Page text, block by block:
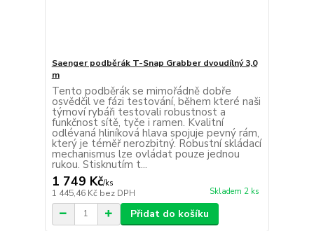
Saenger podběrák T-Snap Grabber dvoudílný 3,0
m
Tento podběrák se mimořádně dobře
osvědčil ve fázi testování, během které naši
týmoví rybáři testovali robustnost a
funkčnost sítě, tyče i ramen. Kvalitní
odlévaná hliníková hlava spojuje pevný rám,
který je téměř nerozbitný. Robustní skládací
mechanismus lze ovládat pouze jednou
rukou. Stisknutím t...
1 749 Kč/ks
1 445,46 Kč bez DPH Skladem 2 ks
Přidat do košíku